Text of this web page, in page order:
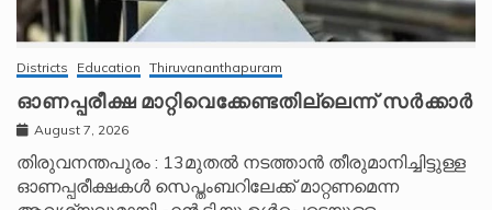
Districts Education Thiruvananthapuram
ഓണപ്പരീക്ഷ മാറ്റിവെക്കേണ്ടതില്ലെന്ന് സർക്കാർ
August 7, 2026
തിരുവനന്തപുരം : 13മുതൽ നടത്താൻ തീരുമാനിച്ചിട്ടുള്ള
ഓണപ്പരീക്ഷകൾ സെപ്തംബറിലേക്ക് മാറ്റണമെന്ന